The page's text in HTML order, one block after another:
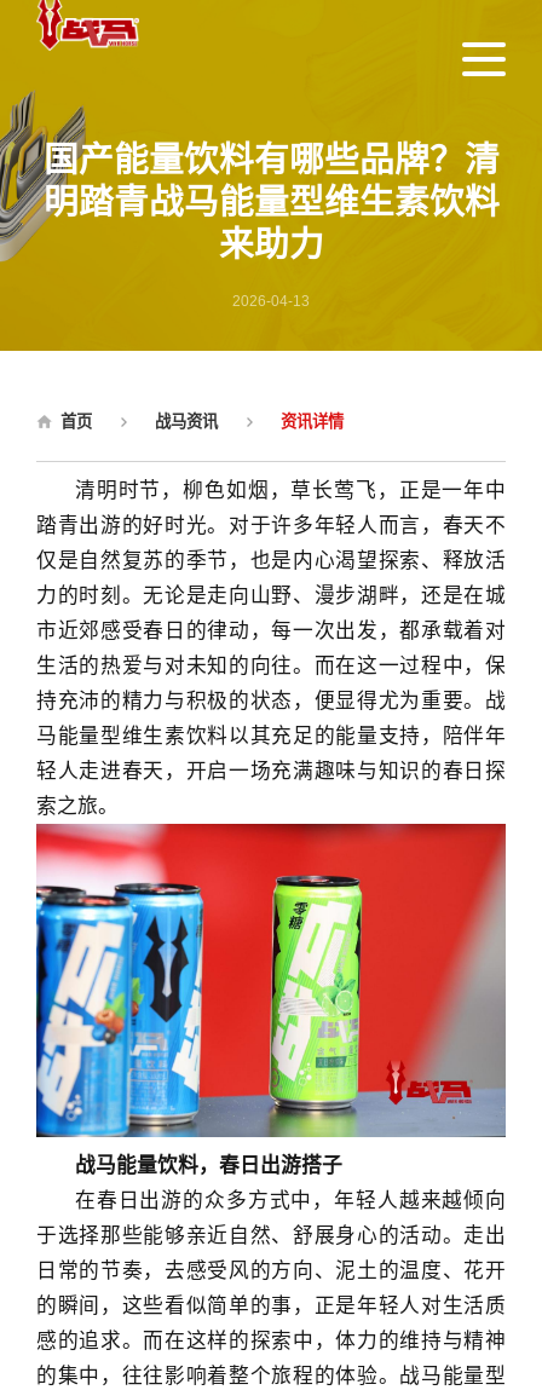
国产能量饮料有哪些品牌？清
明踏青战马能量型维生素饮料
来助力
2026-04-13
首页 战马资讯 资讯详情
清明时节，柳色如烟，草长莺飞，正是一年中
踏青出游的好时光。对于许多年轻人而言，春天不
仅是自然复苏的季节，也是内心渴望探索、释放活
力的时刻。无论是走向山野、漫步湖畔，还是在城
市近郊感受春日的律动，每一次出发，都承载着对
生活的热爱与对未知的向往。而在这一过程中，保
持充沛的精力与积极的状态，便显得尤为重要。战
马能量型维生素饮料以其充足 的能量支持，陪伴年
轻人走进春天，开启一场充满趣味与知识的春日探
索之旅。
战马能量饮料，春日出游搭子
在春日出游的众多方式中，年轻人越来越倾向
于选择那些能够亲近自然、舒展身心的活动。走出
日常的节奏，去感受风的方向、泥土的温度、花开
的瞬间，这些看似简单的事，正是年轻人对生活质
感的追求。而在这样的探索中，体力的维持与精神
的集中，往往影响着整个旅程的体验。战马能量型